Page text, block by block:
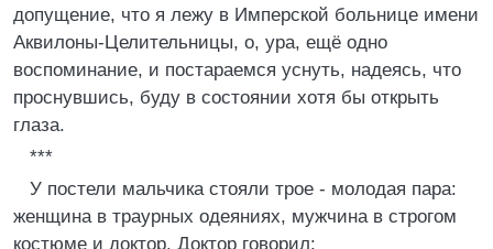
допущение, что я лежу в Имперской больнице имени
Аквилоны-Целительницы, о, ура, ещё одно
воспоминание, и постараемся уснуть, надеясь, что
проснувшись, буду в состоянии хотя бы открыть
глаза.
***
У постели мальчика стояли трое - молодая пара:
женщина в траурных одеяниях, мужчина в строгом
костюме и доктор. Доктор говорил: